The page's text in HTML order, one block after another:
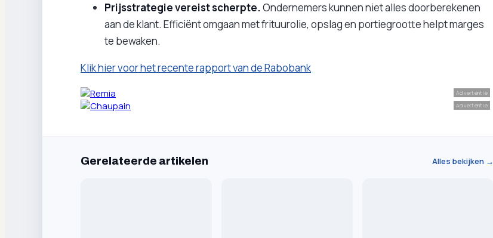
Prijsstrategie vereist scherpte.Ondernemers kunnen niet alles doorberekenen
aan de klant. Efficiënt omgaan met frituurolie, opslag en portiegrootte helpt marges
te bewaken.
Klik hier voor het recente rapport van de Rabobank
Advertentie
Advertentie
Gerelateerde artikelen Alles bekijken →